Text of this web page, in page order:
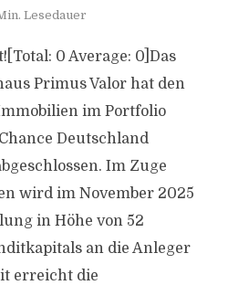
Lesedauer
0 Average: 0]Das
Primus Valor hat den
im Portfolio
Deutschland
Im Zuge
wird im November 2025
in Höhe von 52
an die Anleger
erreicht die